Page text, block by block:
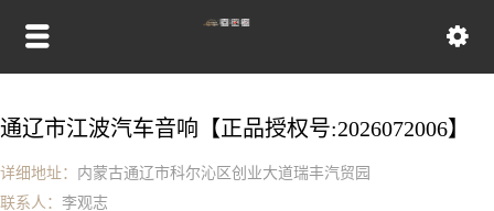
通辽市江波汽车音响【正品授权号:2026072006】
详细地址： 内蒙古通辽市科尔沁区创业大道瑞丰汽贸园
联系人： 李观志